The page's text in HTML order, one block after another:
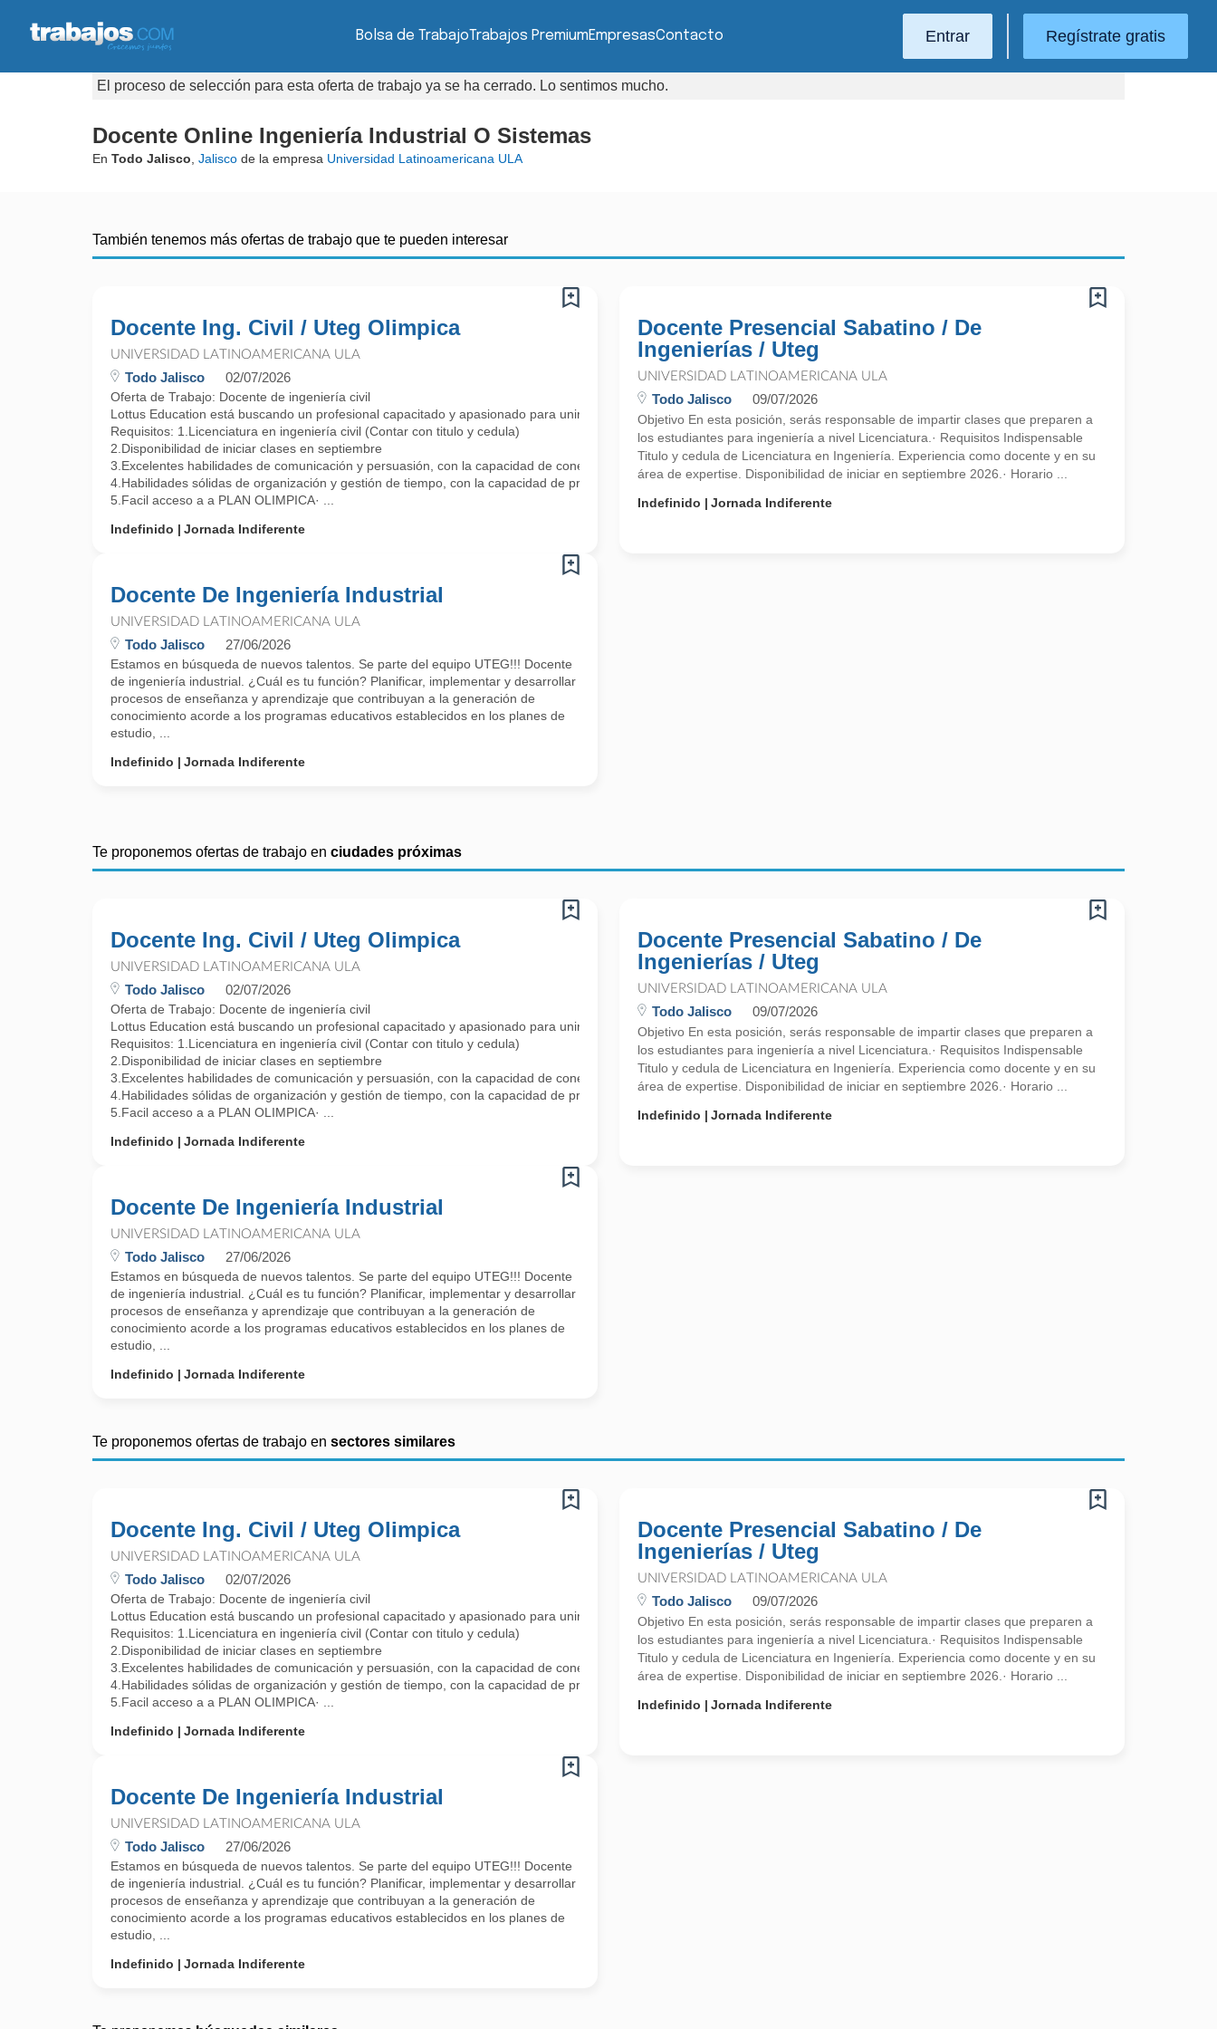
Bolsa de TrabajoTrabajos PremiumEmpresasContacto Entrar Regístrate gratis
El proceso de selección para esta oferta de trabajo ya se ha cerrado. Lo sentimos mucho.
Docente Online Ingeniería Industrial O Sistemas
En Todo Jalisco Jalisco de la empresa Universidad Latinoamericana ULA
También tenemos más ofertas de trabajo que te pueden interesar
Docente Ing. Civil / Uteg Olimpica
UNIVERSIDAD LATINOAMERICANA ULA
Todo Jalisco 02/07/2026
Oferta de Trabajo: Docente de ingeniería civil
Lottus Education está buscando un profesional capacitado y apasionado para unirse a nuestro equipo como Docente de Ingenieria.
Requisitos: 1.Licenciatura en ingeniería civil (Contar con titulo y cedula)
2.Disponibilidad de iniciar clases en septiembre
3.Excelentes habilidades de comunicación y persuasión, con la capacidad de conectarse y motivar a los estudiantes.
4.Habilidades sólidas de organización y gestión de tiempo, con la capacidad de preparar y entregar material de clase efectivo.
5.Facil acceso a a PLAN OLIMPICA· ...
Indefinido
Jornada Indiferente
Docente Presencial Sabatino / De
Ingenierías / Uteg
UNIVERSIDAD LATINOAMERICANA ULA
Todo Jalisco 09/07/2026
Objetivo En esta posición, serás responsable de impartir clases que preparen a
los estudiantes para ingeniería a nivel Licenciatura.· Requisitos Indispensable
Titulo y cedula de Licenciatura en Ingeniería. Experiencia como docente y en su
área de expertise. Disponibilidad de iniciar en septiembre 2026.· Horario ...
Indefinido
Jornada Indiferente
Docente De Ingeniería Industrial
UNIVERSIDAD LATINOAMERICANA ULA
Todo Jalisco 27/06/2026
Estamos en búsqueda de nuevos talentos. Se parte del equipo UTEG!!! Docente
de ingeniería industrial. ¿Cuál es tu función? Planificar, implementar y desarrollar
procesos de enseñanza y aprendizaje que contribuyan a la generación de
conocimiento acorde a los programas educativos establecidos en los planes de
estudio, ...
Indefinido
Jornada Indiferente
Te proponemos ofertas de trabajo en ciudades próximas
Docente Ing. Civil / Uteg Olimpica
UNIVERSIDAD LATINOAMERICANA ULA
Todo Jalisco 02/07/2026
Oferta de Trabajo: Docente de ingeniería civil
Lottus Education está buscando un profesional capacitado y apasionado para unirse a nuestro equipo como Docente de Ingenieria.
Requisitos: 1.Licenciatura en ingeniería civil (Contar con titulo y cedula)
2.Disponibilidad de iniciar clases en septiembre
3.Excelentes habilidades de comunicación y persuasión, con la capacidad de conectarse y motivar a los estudiantes.
4.Habilidades sólidas de organización y gestión de tiempo, con la capacidad de preparar y entregar material de clase efectivo.
5.Facil acceso a a PLAN OLIMPICA· ...
Indefinido
Jornada Indiferente
Docente Presencial Sabatino / De
Ingenierías / Uteg
UNIVERSIDAD LATINOAMERICANA ULA
Todo Jalisco 09/07/2026
Objetivo En esta posición, serás responsable de impartir clases que preparen a
los estudiantes para ingeniería a nivel Licenciatura.· Requisitos Indispensable
Titulo y cedula de Licenciatura en Ingeniería. Experiencia como docente y en su
área de expertise. Disponibilidad de iniciar en septiembre 2026.· Horario ...
Indefinido
Jornada Indiferente
Docente De Ingeniería Industrial
UNIVERSIDAD LATINOAMERICANA ULA
Todo Jalisco 27/06/2026
Estamos en búsqueda de nuevos talentos. Se parte del equipo UTEG!!! Docente
de ingeniería industrial. ¿Cuál es tu función? Planificar, implementar y desarrollar
procesos de enseñanza y aprendizaje que contribuyan a la generación de
conocimiento acorde a los programas educativos establecidos en los planes de
estudio, ...
Indefinido
Jornada Indiferente
Te proponemos ofertas de trabajo en sectores similares
Docente Ing. Civil / Uteg Olimpica
UNIVERSIDAD LATINOAMERICANA ULA
Todo Jalisco 02/07/2026
Oferta de Trabajo: Docente de ingeniería civil
Lottus Education está buscando un profesional capacitado y apasionado para unirse a nuestro equipo como Docente de Ingenieria.
Requisitos: 1.Licenciatura en ingeniería civil (Contar con titulo y cedula)
2.Disponibilidad de iniciar clases en septiembre
3.Excelentes habilidades de comunicación y persuasión, con la capacidad de conectarse y motivar a los estudiantes.
4.Habilidades sólidas de organización y gestión de tiempo, con la capacidad de preparar y entregar material de clase efectivo.
5.Facil acceso a a PLAN OLIMPICA· ...
Indefinido
Jornada Indiferente
Docente Presencial Sabatino / De
Ingenierías / Uteg
UNIVERSIDAD LATINOAMERICANA ULA
Todo Jalisco 09/07/2026
Objetivo En esta posición, serás responsable de impartir clases que preparen a
los estudiantes para ingeniería a nivel Licenciatura.· Requisitos Indispensable
Titulo y cedula de Licenciatura en Ingeniería. Experiencia como docente y en su
área de expertise. Disponibilidad de iniciar en septiembre 2026.· Horario ...
Indefinido
Jornada Indiferente
Docente De Ingeniería Industrial
UNIVERSIDAD LATINOAMERICANA ULA
Todo Jalisco 27/06/2026
Estamos en búsqueda de nuevos talentos. Se parte del equipo UTEG!!! Docente
de ingeniería industrial. ¿Cuál es tu función? Planificar, implementar y desarrollar
procesos de enseñanza y aprendizaje que contribuyan a la generación de
conocimiento acorde a los programas educativos establecidos en los planes de
estudio, ...
Indefinido
Jornada Indiferente